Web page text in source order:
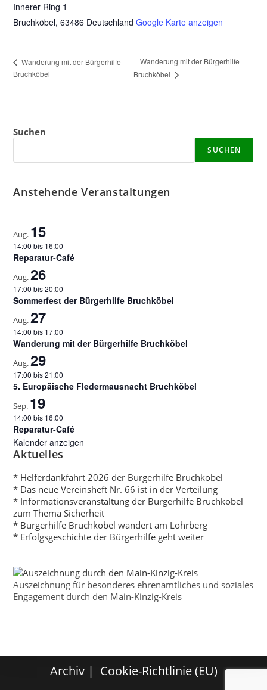
Innerer Ring 1
Bruchköbel, 63486 Deutschland Google Karte anzeigen
Wanderung mit der Bürgerhilfe
Bruchköbel
Wanderung mit der Bürgerhilfe
Bruchköbel
Suchen
SUCHEN
Anstehende Veranstaltungen
Aug. 15
14:00 bis 16:00
Reparatur-Café
Aug.26
17:00 bis20:00
Sommerfest der Bürgerhilfe Bruchköbel
Aug.27
14:00 bis 17:00
Wanderung mit der Bürgerhilfe Bruchköbel
Aug.29
17:00 bis21:00
5. Europäische Fledermausnacht Bruchköbel
Sep. 19
14:00 bis 16:00
Reparatur-Café
Kalender anzeigen
Aktuelles
* Helferdankfahrt 2026 der Bürgerhilfe Bruchköbel
* Das neue Vereinsheft Nr. 66 ist in der Verteilung
* Informationsveranstaltung der Bürgerhilfe Bruchköbel
zum Thema Sicherheit
* Bürgerhilfe Bruchköbel wandert am Lohrberg
* Erfolgsgeschichte der Bürgerhilfe geht weiter
Auszeichnung für besonderes ehrenamtliches und soziales
Engagement durch den Main-Kinzig-Kreis
Archiv Cookie-Richtlinie (EU)